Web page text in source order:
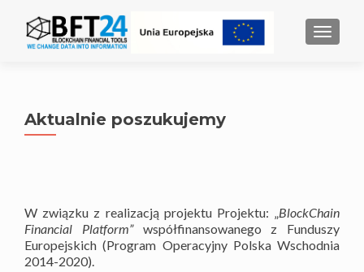
MENU
Aktualnie poszukujemy
W związku z realizacją projektu Projektu: „BlockChain
Financial Platform”współfinansowanego z Funduszy
Europejskich (Program Operacyjny Polska Wschodnia
2014-2020).